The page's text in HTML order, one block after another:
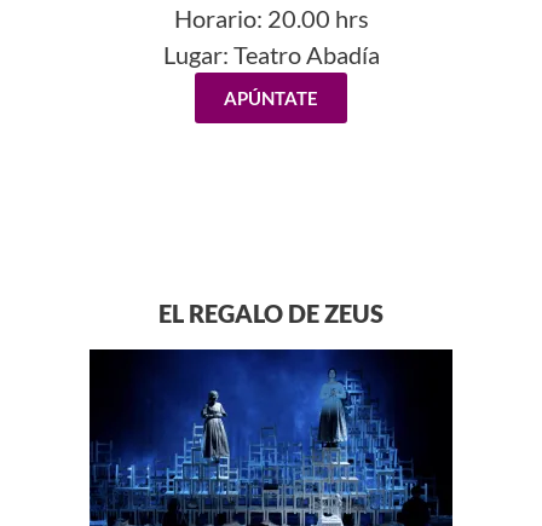
Horario: 20.00 hrs
Lugar: Teatro Abadía
APÚNTATE
EL REGALO DE ZEUS